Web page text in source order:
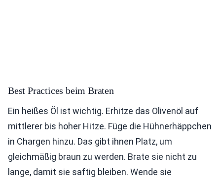
Best Practices beim Braten
Ein heißes Öl ist wichtig. Erhitze das Olivenöl auf
mittlerer bis hoher Hitze. Füge die Hühnerhäppchen
in Chargen hinzu. Das gibt ihnen Platz, um
gleichmäßig braun zu werden. Brate sie nicht zu
lange, damit sie saftig bleiben. Wende sie